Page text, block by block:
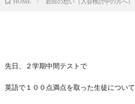
先日、２学期中間テストで
英語で１００点満点を取った生徒について